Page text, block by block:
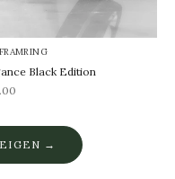
Black Edition
→